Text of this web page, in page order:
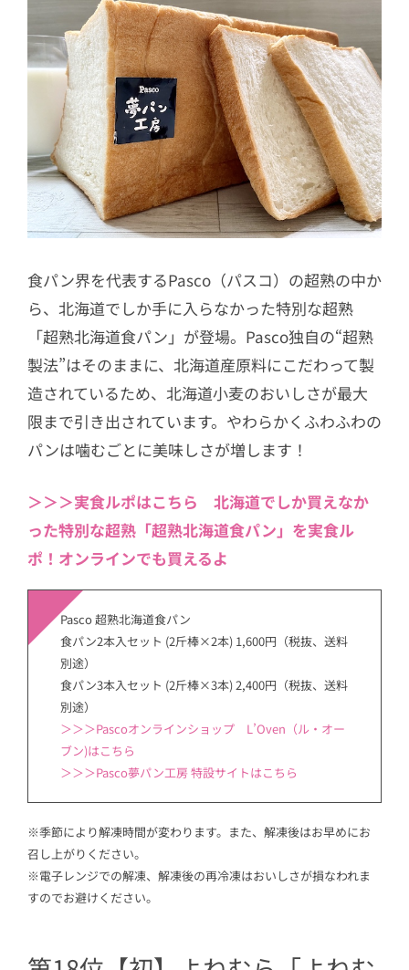
食パン界を代表するPasco（パスコ）の超熟の中か
ら、北海道でしか手に入らなかった特別な超熟
「超熟北海道食パン」が登場。Pasco独自の“超熟
製法”はそのままに、北海道産原料にこだわって製
造されているため、北海道小麦のおいしさが最大
限まで引き出されています。やわらかくふわふわの
パンは噛むごとに美味しさが増します！
＞＞＞実食ルポはこちら 北海道でしか買えなか
った特別な超熟「超熟北海道食パン」を実食ル
ポ！オンラインでも買えるよ
Pasco 超熟北海道食パン
食パン2本入セット (2斤棒×2本) 1,600円（税抜、送料
別途）
食パン3本入セット (2斤棒×3本) 2,400円（税抜、送料
別途）
＞＞＞Pascoオンラインショップ L’Oven（ル・オー
ブン)はこちら
＞＞＞Pasco夢パン工房 特設サイトはこちら
※季節により解凍時間が変わります。また、解凍後はお早めにお
召し上がりください。
※電子レンジでの解凍、解凍後の再冷凍はおいしさが損なわれま
すのでお避けください。